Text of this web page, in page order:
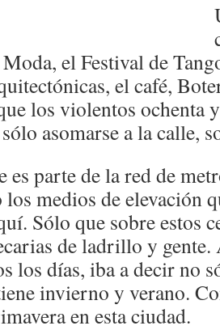
el Festival de
el café,
los violentos ochenta
asomarse a la calle,
es parte de la red de
medios de elevación
Sólo que sobre estos
de ladrillo y
los días, iba a decir no
invierno y verano.
en esta ciudad.